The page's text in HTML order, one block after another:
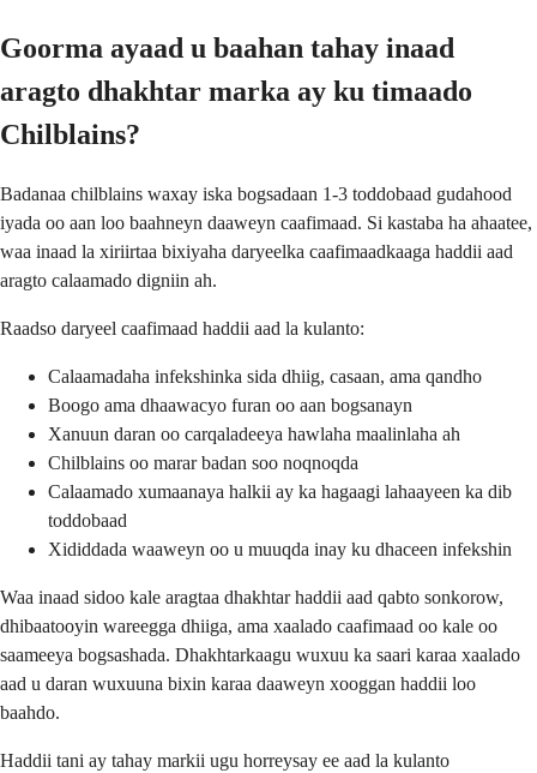
Goorma ayaad u baahan tahay inaad
aragto dhakhtar marka ay ku timaado
Chilblains?
Badanaa chilblains waxay iska bogsadaan 1-3 toddobaad gudahood
iyada oo aan loo baahneyn daaweyn caafimaad. Si kastaba ha ahaatee,
waa inaad la xiriirtaa bixiyaha daryeelka caafimaadkaaga haddii aad
aragto calaamado digniin ah.
Raadso daryeel caafimaad haddii aad la kulanto:
Calaamadaha infekshinka sida dhiig, casaan, ama qandho
Boogo ama dhaawacyo furan oo aan bogsanayn
Xanuun daran oo carqaladeeya hawlaha maalinlaha ah
Chilblains oo marar badan soo noqnoqda
Calaamado xumaanaya halkii ay ka hagaagi lahaayeen ka dib
toddobaad
Xididdada waaweyn oo u muuqda inay ku dhaceen infekshin
Waa inaad sidoo kale aragtaa dhakhtar haddii aad qabto sonkorow,
dhibaatooyin wareegga dhiiga, ama xaalado caafimaad oo kale oo
saameeya bogsashada. Dhakhtarkaagu wuxuu ka saari karaa xaalado
aad u daran wuxuuna bixin karaa daaweyn xooggan haddii loo
baahdo.
Haddii tani ay tahay markii ugu horreysay ee aad la kulanto